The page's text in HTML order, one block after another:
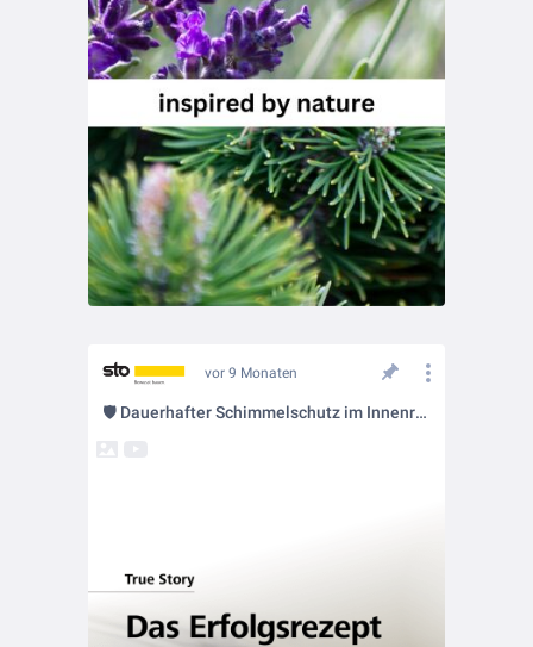
vor 9 Monaten
🛡️ Dauerhafter Schimmelschutz im Innenraum